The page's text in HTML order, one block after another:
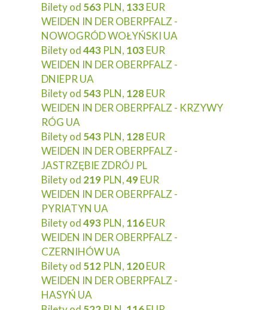
Bilety od 563 PLN, 133EUR
WEIDEN IN DER OBERPFALZ -
NOWOGRÓD WOŁYŃSKI UA
Bilety od443 PLN, 103EUR
WEIDEN IN DER OBERPFALZ -
DNIEPR UA
Bilety od 543 PLN, 128EUR
WEIDEN IN DER OBERPFALZ - KRZYWY
RÓG UA
Bilety od 543 PLN, 128EUR
WEIDEN IN DER OBERPFALZ -
JASTRZĘBIE ZDRÓJ PL
Bilety od 219 PLN,49EUR
WEIDEN IN DER OBERPFALZ -
PYRIATYN UA
Bilety od493 PLN, 116EUR
WEIDEN IN DER OBERPFALZ -
CZERNIHÓW UA
Bilety od 512 PLN, 120EUR
WEIDEN IN DER OBERPFALZ -
HASYŃ UA